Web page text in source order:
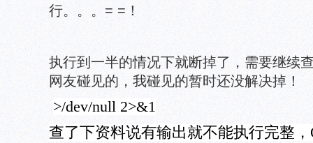
行。。。= =！
执行到一半的情况下就断掉了，需要继续
网友碰见的，我碰见的暂时还没解决掉！
>/dev/null 2>&1
查了下资料说有输出就不能执行完整